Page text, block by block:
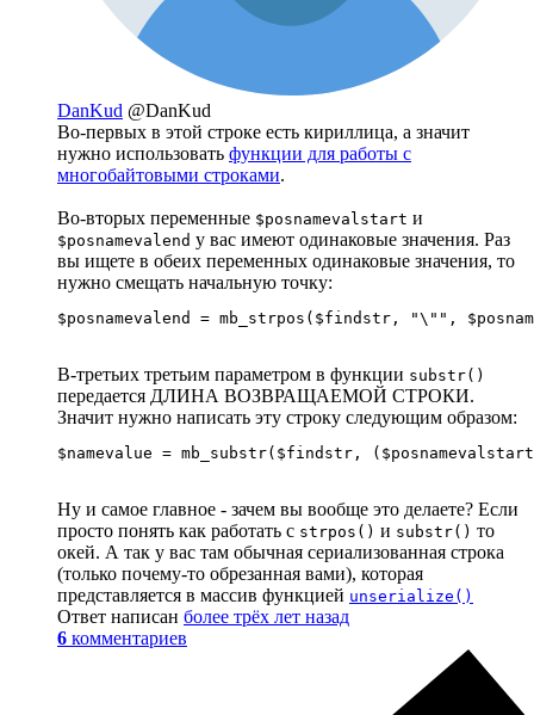
DanKud @DanKud
Во-первых в этой строке есть кириллица, а значит
нужно использовать функции для работы с
многобайтовыми строками.
Во-вторых переменные $posnamevalstart и
$posnamevalend у вас имеют одинаковые значения. Раз
вы ищете в обеих переменных одинаковые значения, то
нужно смещать начальную точку:
$posnamevalend = mb_strpos($findstr, "\"",
В-третьих третьим параметром в функции substr()
передается ДЛИНА ВОЗВРАЩАЕМОЙ СТРОКИ.
Значит нужно написать эту строку следующим образом:
$namevalue = mb_substr($findstr,
Ну и самое главное - зачем вы вообще это делаете? Если
просто понять как работать с strpos() и substr() то
окей. А так у вас там обычная сериализованная строка
(только почему-то обрезанная вами), которая
представляется в массив функцией unserialize()
Ответ написан более трёх лет назад
6 комментариев